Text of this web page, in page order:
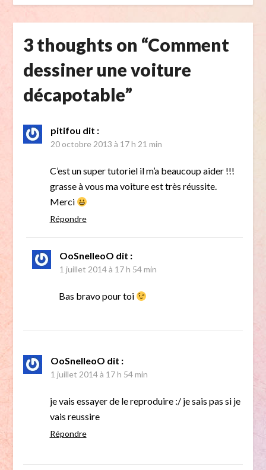
3 thoughts on “Comment
dessiner une voiture
décapotable”
pitifou dit :
20 octobre 2013 à 17 h 21 min
C’est un super tutoriel il m’a beaucoup aider !!!
grasse à vous ma voiture est très réussite.
Merci
Répondre
OoSnelIeoO dit :
1 juillet 2014 à 17 h 54 min
Bas bravo pour toi
OoSnelIeoO dit :
1 juillet 2014 à 17 h 54 min
je vais essayer de le reproduire :/ je sais pas si je
vais reussire
Répondre